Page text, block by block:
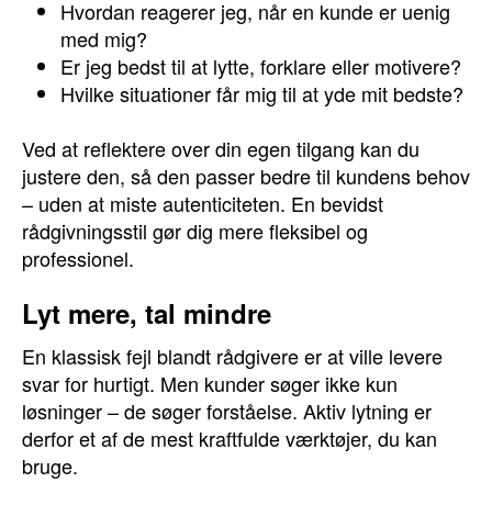
Hvordan reagerer jeg, når en kunde er uenig
med mig?
Er jeg bedst til at lytte, forklare eller motivere?
Hvilke situationer får mig til at yde mit bedste?
Ved at reflektere over din egen tilgang kan du
justere den, så den passer bedre til kundens behov
– uden at miste autenticiteten. En bevidst
rådgivningsstil gør dig mere fleksibel og
professionel.
Lyt mere, tal mindre
En klassisk fejl blandt rådgivere er at ville levere
svar for hurtigt. Men kunder søger ikke kun
løsninger – de søger forståelse. Aktiv lytning er
derfor et af de mest kraftfulde værktøjer, du kan
bruge.